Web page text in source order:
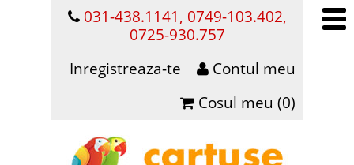
031-438.1141, 0749-103.402,
0725-930.757
Contul meu
Inregistreaza-te
Cosul meu (0)